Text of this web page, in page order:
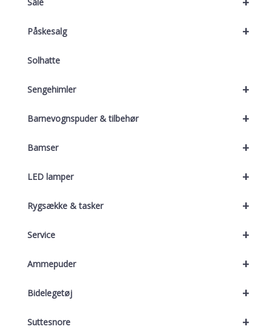
Sale
+
Påskesalg
Solhatte
+
Sengehimler
+
Barnevognspuder & tilbehør
+
Bamser
+
LED lamper
+
Rygsække & tasker
+
Service
+
Ammepuder
+
Bidelegetøj
+
Suttesnore